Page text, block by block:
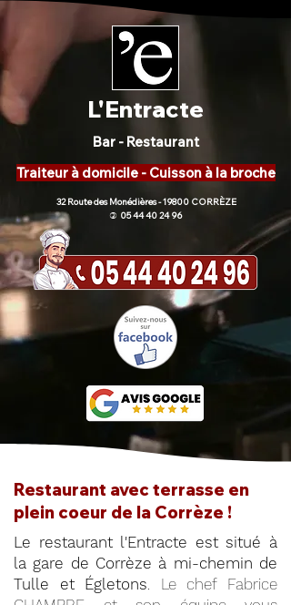
L'Entracte
Bar - Restaurant
Traiteur à domicile - Cuisson à la broche
32 Route des Monédières - 19800 CORRÈZE
) 05 44 40 24 96
Restaurant avec terrasse en
plein coeur de la Corrèze !
Le restaurant l'Entracte est situé à
la gare de Corrèze à mi-chemin de
Tulle et Égletons. Le chef Fabrice